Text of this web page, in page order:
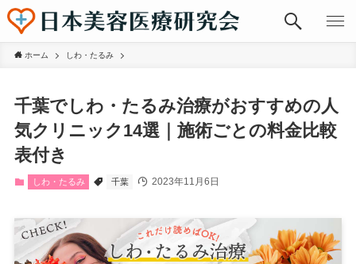
ホーム しわ・たるみ
千葉でしわ・たるみ治療がおすすめの人
気クリニック14選｜施術ごとの料金比較
表付き
しわ・たるみ 千葉 2023年11月6日